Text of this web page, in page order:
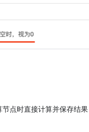
节点时直接计算并保存结